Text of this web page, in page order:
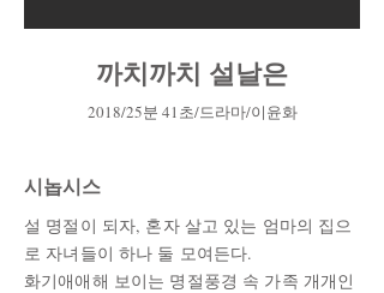
까치까치 설날은
2018/25분 41초/드라마/이윤화
시놉시스
설 명절이 되자, 혼자 살고 있는 엄마의 집으
로 자녀들이 하나 둘 모여든다.
화기애애해 보이는 명절풍경 속 가족 개개인